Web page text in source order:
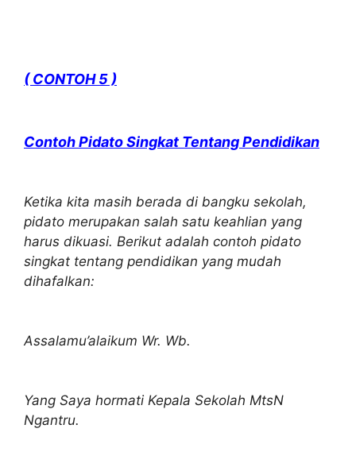
( CONTOH 5 )
Contoh Pidato Singkat Tentang Pendidikan
Ketika kita masih berada di bangku sekolah,
pidato merupakan salah satu keahlian yang
harus dikuasi. Berikut adalah contoh pidato
singkat tentang pendidikan yang mudah
dihafalkan:
Assalamu’alaikum Wr. Wb.
Yang Saya hormati Kepala Sekolah MtsN
Ngantru.